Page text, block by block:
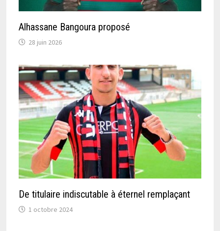
Alhassane Bangoura proposé
28 juin 2026
De titulaire indiscutable à éternel remplaçant
1 octobre 2024